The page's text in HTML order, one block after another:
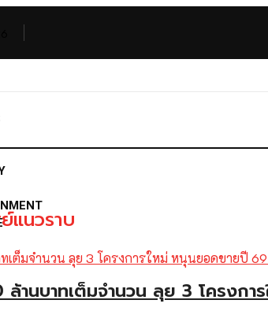
แนวราบ
านบาทเต็มจำนวน ลุย 3 โครงกา